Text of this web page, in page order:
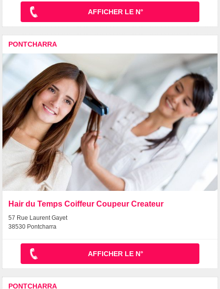
AFFICHER LE N°
PONTCHARRA
Hair du Temps Coiffeur Coupeur Createur
57 Rue Laurent Gayet
38530 Pontcharra
AFFICHER LE N°
PONTCHARRA